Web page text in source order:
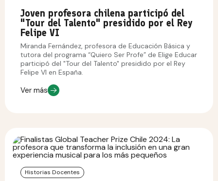
Joven profesora chilena participó del
"Tour del Talento" presidido por el Rey
Felipe VI
Miranda Fernández, profesora de Educación Básica y
tutora del programa “Quiero Ser Profe” de Elige Educar
participó del "Tour del Talento" presidido por el Rey
Felipe VI en España.
Ver más
Historias Docentes